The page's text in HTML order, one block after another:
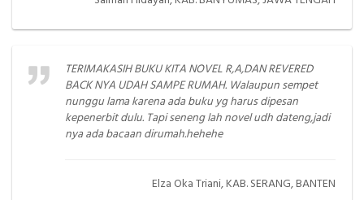
TERIMAKASIH BUKU KITA NOVEL R,A,DAN REVERED
BACK NYA UDAH SAMPE RUMAH. Walaupun sempet
nunggu lama karena ada buku yg harus dipesan
kepenerbit dulu. Tapi seneng lah novel udh dateng,jadi
nya ada bacaan dirumah.hehehe
Elza Oka Triani, KAB. SERANG, BANTEN